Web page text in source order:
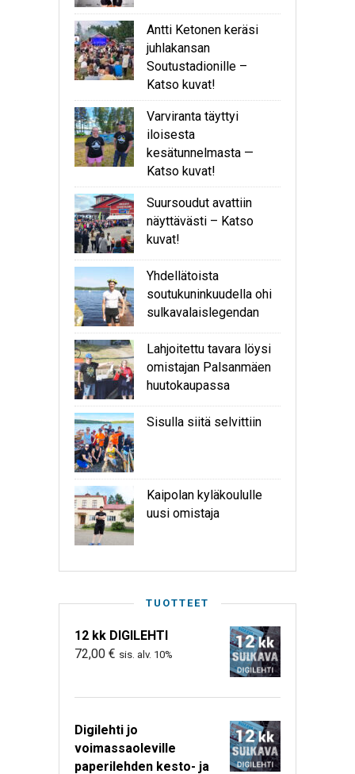
Antti Ketonen keräsi
juhlakansan
Soutustadionille –
Katso kuvat!
Varviranta täyttyi
iloisesta
kesätunnelmasta —
Katso kuvat!
Suursoudut avattiin
näyttävästi – Katso
kuvat!
Yhdellätoista
soutukuninkuudella ohi
sulkavalaislegendan
Lahjoitettu tavara löysi
omistajan Palsanmäen
huutokaupassa
Sisulla siitä selvittiin
Kaipolan kyläkoululle
uusi omistaja
TUOTTEET
12 kk DIGILEHTI
72,00 € sis. alv. 10%
Digilehti jo
voimassaoleville
paperilehden kesto- ja